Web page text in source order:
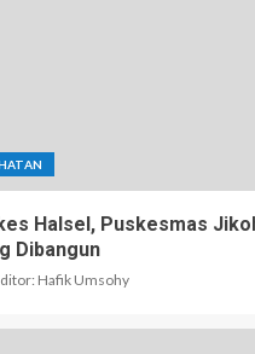
Halsel, Puskesmas
Dibangun
Hafik Umsohy